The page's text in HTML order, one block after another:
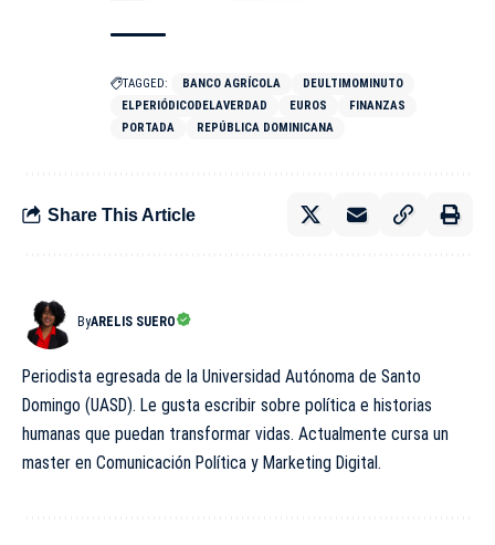
TAGGED: BANCO AGRÍCOLA
DEULTIMOMINUTO
ELPERIÓDICODELAVERDAD
EUROS
FINANZAS
PORTADA
REPÚBLICA DOMINICANA
Share This Article
ByARELIS SUERO
Periodista egresada de la Universidad Autónoma de Santo
Domingo (UASD). Le gusta escribir sobre política e historias
humanas que puedan transformar vidas. Actualmente cursa un
master en Comunicación Política y Marketing Digital.